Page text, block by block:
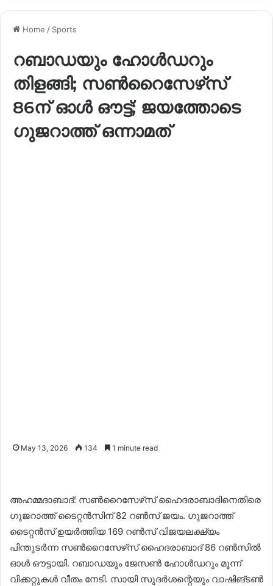
Home / Sports
റബാഡയും ഹോൾഡറും
തിളങ്ങി; സൺറൈസേഴ്‌സ്
86ന് ഓൾ ഔട്ട്; ജയത്തോടെ
ഗുജറാത്ത് ഒന്നാമത്
May 13, 2026 134 1 minute read
അഹമ്മദാബാദ്: സൺറൈസേഴ്‌സ് ഹൈദരാബാദിനെതിരെ
ഗുജറാത്ത് ടൈറ്റൻസിന് 82 റൺസ് ജയം. ഗുജറാത്ത്
ടൈറ്റൻസ് ഉയർത്തിയ 169 റൺസ് വിജയലക്ഷ്യം
പിന്തുടർന്ന സൺറൈസേഴ്‌സ് ഹൈദരാബാദ് 86 റൺസിൽ
ഓൾ ഔട്ടായി. റബാഡയും ജേസൺ ഹോൾഡറും മൂന്ന്
വിക്കറ്റുകൾ വീതം നേടി. സായി സുദർശന്റെയും വാഷിങ്ടൺ